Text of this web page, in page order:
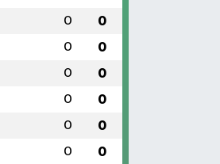
0 0
0 0
0 0
0 0
0 0
0 0